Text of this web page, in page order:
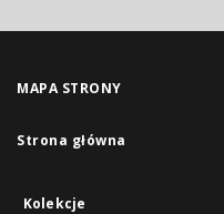
MAPA STRONY
Strona główna
Kolekcje